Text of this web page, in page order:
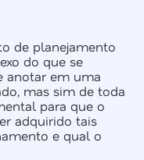
de planejamento
do que se
anotar em uma
mas sim de toda
para que o
adquirido tais
e qual o